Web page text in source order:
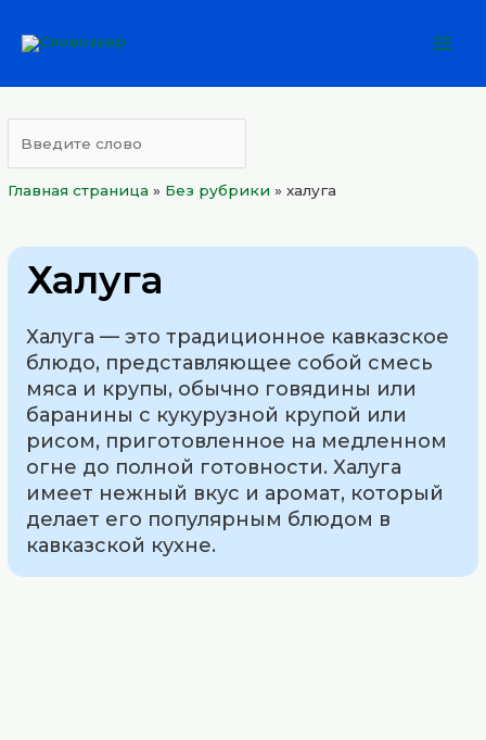
Главная страница » Без рубрики »халуга
Халуга
Халуга — это традиционное кавказское
блюдо, представляющее собой смесь
мяса и крупы, обычно говядины или
баранины с кукурузной крупой или
рисом, приготовленное на медленном
огне до полной готовности. Халуга
имеет нежный вкус и аромат, который
делает его популярным блюдом в
кавказской кухне.